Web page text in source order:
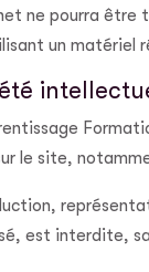
ne pourra être
un matériel
le site,
est interdite,